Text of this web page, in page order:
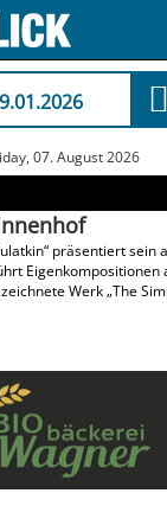
07. August 2026
präsentiert sein
Werk „The